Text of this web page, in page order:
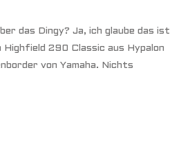
das Dingy? Ja, ich glaube das ist
290 Classic aus Hypalon
von Yamaha. Nichts